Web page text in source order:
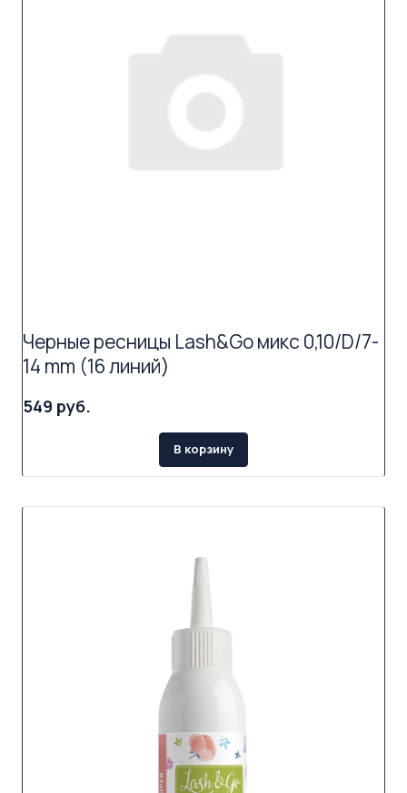
Черные ресницы Lash&Go микс 0,10/D/7-
14 mm (16 линий)
549 руб.
В корзину